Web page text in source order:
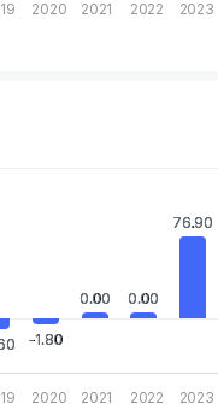
2020 2021 2022 2023
axis displaying categories.
-1.80
-1.80
0.00
0.00 0.00
0.00
76.90
76.90
2020 2021 2022 2023